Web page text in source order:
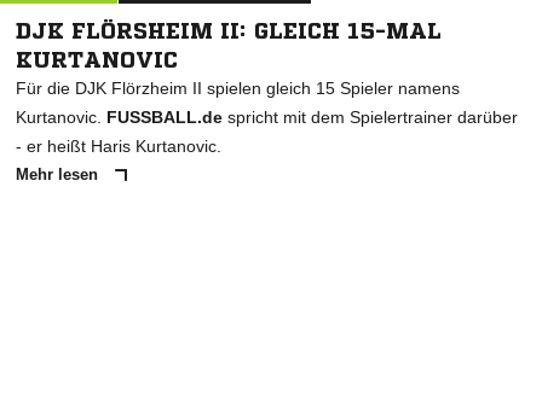
DJK FLÖRSHEIM II: GLEICH 15-MAL
KURTANOVIC
Für die DJK Flörzheim II spielen gleich 15 Spieler namens
Kurtanovic. FUSSBALL.de spricht mit dem Spielertrainer darüber
- er heißt Haris Kurtanovic.
Mehr lesen